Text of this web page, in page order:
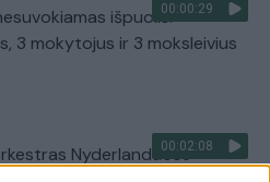
00:00:29
išpuolis:
3 mokytojus ir 3 moksleivius
00:02:08
Nyderlanduose